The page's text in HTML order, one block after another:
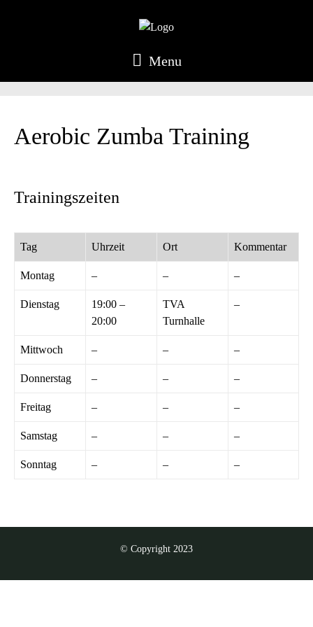
Menu
Aerobic Zumba Training
Trainingszeiten
Tag Uhrzeit Ort Kommentar
Montag – – –
Dienstag
19:00 –
20:00
TVA
Turnhalle
–
Mittwoch – – –
Donnerstag – – –
Freitag – – –
Samstag – – –
Sonntag – – –
© Copyright 2023